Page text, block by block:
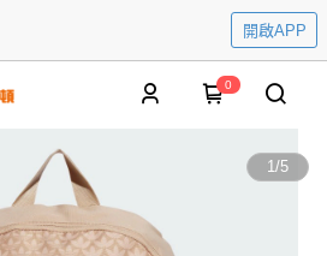
開啟APP
0
1/5